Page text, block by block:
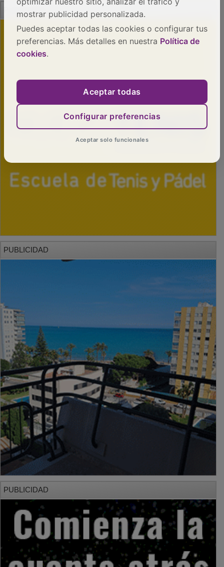
PUBLICIDAD
PUBLICIDAD
PUBLICIDAD
mostrar publicidad personalizada.
Puedes aceptar todas las cookies o configurar tus
preferencias. Más detalles en nuestra Política de
cookies.
Aceptar todas
Configurar preferencias
Aceptar solo funcionales